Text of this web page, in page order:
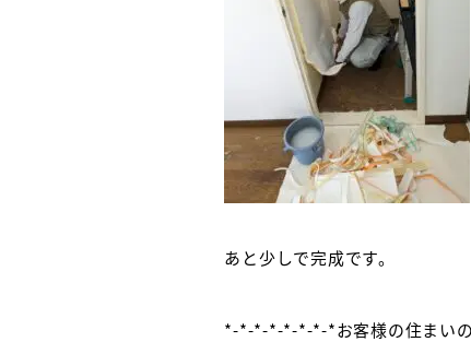
あと少しで完成です。
*-*-*-*-*-*-*-*お客様の住まい